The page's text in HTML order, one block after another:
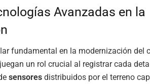
Avanzadas en la
fundamental en la modernización del
un rol crucial al registrar cada
sensores distribuidos por el terreno